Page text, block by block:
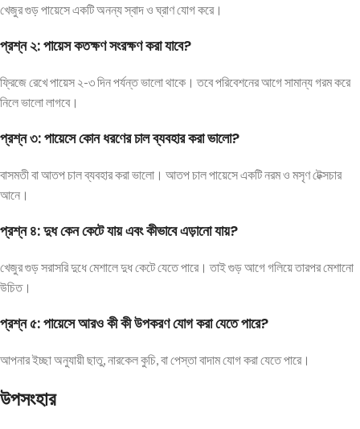
খেজুর গুড় পায়েসে একটি অনন্য স্বাদ ও ঘ্রাণ যোগ করে।
প্রশ্ন ২: পায়েস কতক্ষণ সংরক্ষণ করা যাবে?
ফ্রিজে রেখে পায়েস ২-৩ দিন পর্যন্ত ভালো থাকে। তবে পরিবেশনের আগে সামান্য গরম করে
নিলে ভালো লাগবে।
প্রশ্ন ৩: পায়েসে কোন ধরণের চাল ব্যবহার করা ভালো?
বাসমতী বা আতপ চাল ব্যবহার করা ভালো। আতপ চাল পায়েসে একটি নরম ও মসৃণ টেক্সচার
আনে।
প্রশ্ন ৪: দুধ কেন কেটে যায় এবং কীভাবে এড়ানো যায়?
খেজুর গুড় সরাসরি দুধে মেশালে দুধ কেটে যেতে পারে। তাই গুড় আগে গলিয়ে তারপর মেশানো
উচিত।
প্রশ্ন ৫: পায়েসে আরও কী কী উপকরণ যোগ করা যেতে পারে?
আপনার ইচ্ছা অনুযায়ী ছাতু, নারকেল কুচি, বা পেস্তা বাদাম যোগ করা যেতে পারে।
উপসংহার